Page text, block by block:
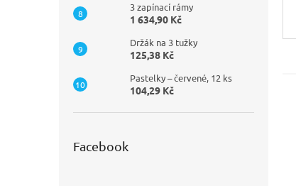
3 zapínací rámy
1 634,90 Kč
Držák na 3 tužky
125,38 Kč
Pastelky – červené, 12 ks
104,29 Kč
Facebook